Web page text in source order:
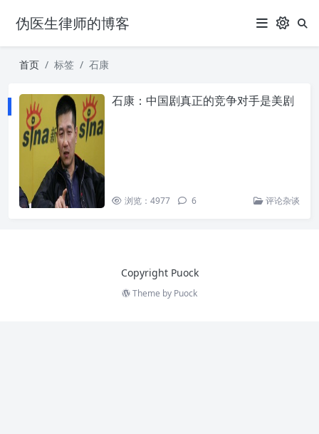
伪医生律师的博客
首页 标签 石康
石康：中国剧真正的竞争对手是美剧
浏览：4977 6 评论杂谈
Copyright Puock
Theme by Puock